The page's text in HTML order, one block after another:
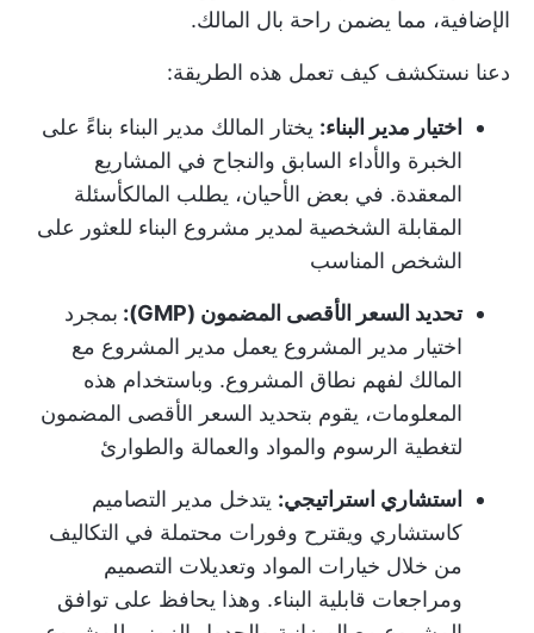
الإضافية، مما يضمن راحة بال المالك.
دعنا نستكشف كيف تعمل هذه الطريقة:
اختيار مدير البناء: يختار المالك مدير البناء بناءً على
الخبرة والأداء السابق والنجاح في المشاريع
المعقدة. في بعض الأحيان، يطلب المالكأسئلة
المقابلة الشخصية لمدير مشروع البناء للعثور على
الشخص المناسب
تحديد السعر الأقصى المضمون (GMP):
بمجرد
اختيار مدير المشروع يعمل مدير المشروع مع
المالك لفهم نطاق المشروع. وباستخدام هذه
المعلومات، يقوم بتحديد السعر الأقصى المضمون
لتغطية الرسوم والمواد والعمالة والطوارئ
استشاري استراتيجي: يتدخل مدير التصاميم
كاستشاري ويقترح وفورات محتملة في التكاليف
من خلال خيارات المواد وتعديلات التصميم
ومراجعات قابلية البناء. وهذا يحافظ على توافق